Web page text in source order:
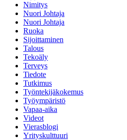
Nimitys
Nuori Johtaja
Nuori Johtaja
Ruoka
Sijoittaminen
Talous
Tekoäly
Terveys
Tiedote
Tutkimus
Työntekijäkokemus
Työympäristö
Vapaa-aika
Videot
Vierasblogi
Yrityskulttuuri